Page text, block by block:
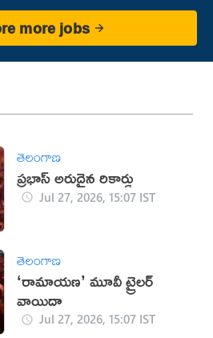
more jobs
తెలంగాణ
ప్రభాస్ అరుదైన రికార్డు
Jul 27, 2026, 15:07 IST
తెలంగాణ
‘రామాయణ’ మూవీ ట్రైలర్
వాయిదా
Jul 27, 2026, 15:07 IST